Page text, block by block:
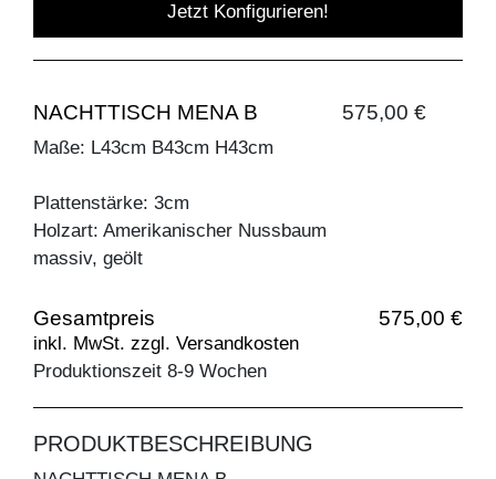
Jetzt Konfigurieren!
NACHTTISCH MENA B 575,00 €
Maße: L43cm B43cm H43cm
Plattenstärke: 3cm
Holzart: Amerikanischer Nussbaum
massiv, geölt
Gesamtpreis 575,00 €
inkl. MwSt. zzgl. Versandkosten
Produktionszeit 8-9 Wochen
PRODUKTBESCHREIBUNG